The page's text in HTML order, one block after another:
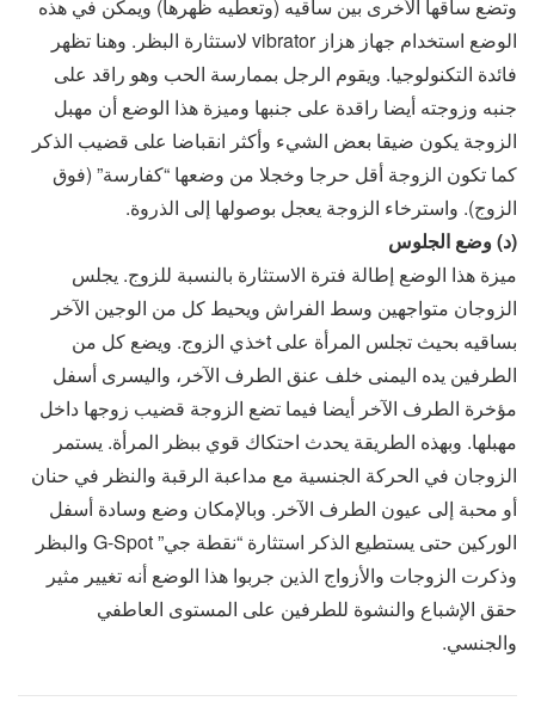
وتضع ساقها الأخرى بين ساقيه (وتعطيه ظهرها) ويمكن في هذه
الوضع استخدام جهاز هزاز vibrator لاستثارة البظر. وهنا تظهر
فائدة التكنولوجيا. ويقوم الرجل بممارسة الحب وهو راقد على
جنبه وزوجته أيضا راقدة على جنبها وميزة هذا الوضع أن مهبل
الزوجة يكون ضيقا بعض الشيء وأكثر انقباضا على قضيب الذكر
كما تكون الزوجة أقل حرجا وخجلا من وضعها “كفارسة” (فوق
الزوج). واسترخاء الزوجة يعجل بوصولها إلى الذروة.
(د) وضع الجلوس
ميزة هذا الوضع إطالة فترة الاستثارة بالنسبة للزوج. يجلس
الزوجان متواجهين وسط الفراش ويحيط كل من الوجين الآخر
بساقيه بحيث تجلس المرأة على tخذي الزوج. ويضع كل من
الطرفين يده اليمنى خلف عنق الطرف الآخر، واليسرى أسفل
مؤخرة الطرف الآخر أيضا فيما تضع الزوجة قضيب زوجها داخل
مهبلها. وبهذه الطريقة يحدث احتكاك قوي ببظر المرأة. يستمر
الزوجان في الحركة الجنسية مع مداعبة الرقبة والنظر في حنان
أو محبة إلى عيون الطرف الآخر. وبالإمكان وضع وسادة أسفل
الوركين حتى يستطيع الذكر استثارة “نقطة جي” G-Spot والبظر
وذكرت الزوجات والأزواج الذين جربوا هذا الوضع أنه تغيير مثير
حقق الإشباع والنشوة للطرفين على المستوى العاطفي
والجنسي.